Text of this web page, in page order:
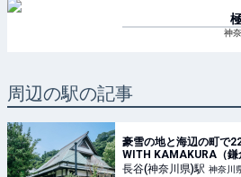
神
周辺の駅の記事
豪雪の地と海辺の町で
WITH KAMAKURA（鎌
長谷(神奈川県)駅 神奈川